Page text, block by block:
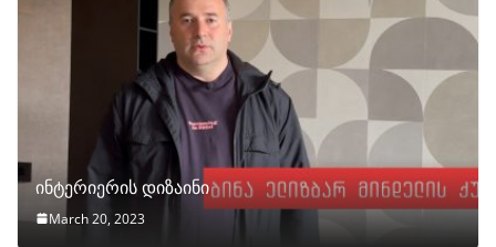
ინტერიერის დიზაინი
March 20, 2023